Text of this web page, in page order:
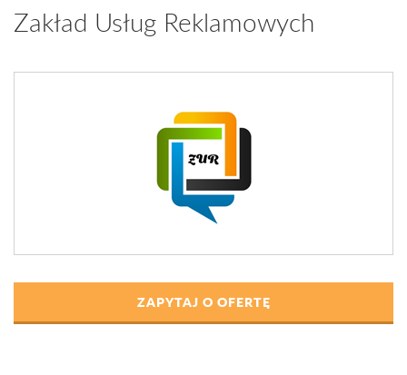
Zakład Usług Reklamowych
ZAPYTAJ O OFERTĘ